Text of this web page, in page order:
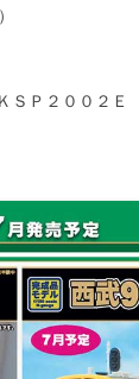
Ｐ２００２Ｅ